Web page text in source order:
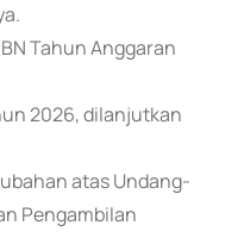
Tahun Anggaran
2026, dilanjutkan
atas Undang-
Pengambilan